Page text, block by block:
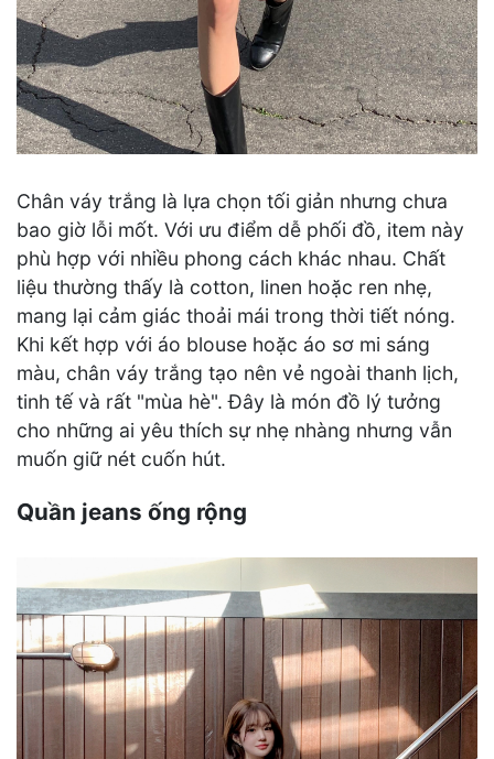
Chân váy trắng là lựa chọn tối giản nhưng chưa
bao giờ lỗi mốt. Với ưu điểm dễ phối đồ, item này
phù hợp với nhiều phong cách khác nhau. Chất
liệu thường thấy là cotton, linen hoặc ren nhẹ,
mang lại cảm giác thoải mái trong thời tiết nóng.
Khi kết hợp với áo blouse hoặc áo sơ mi sáng
màu, chân váy trắng tạo nên vẻ ngoài thanh lịch,
tinh tế và rất "mùa hè". Đây là món đồ lý tưởng
cho những ai yêu thích sự nhẹ nhàng nhưng vẫn
muốn giữ nét cuốn hút.
Quần jeans ống rộng